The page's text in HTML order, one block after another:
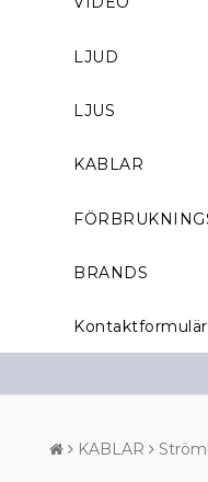
LJUD
LJUS
KABLAR
BRANDS
Kontaktformulär
KABLAR